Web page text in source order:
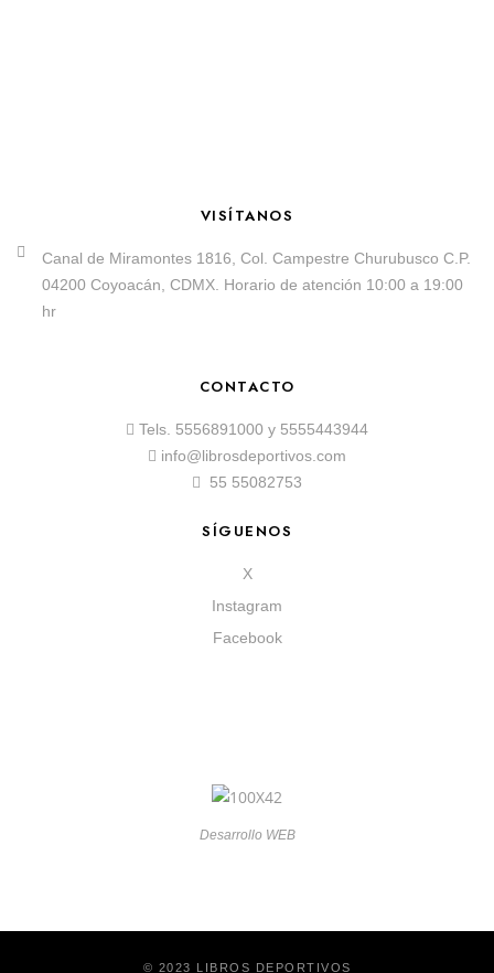
VISÍTANOS
Canal de Miramontes 1816, Col. Campestre Churubusco C.P.
04200 Coyoacán, CDMX. Horario de atención 10:00 a 19:00
hr
CONTACTO
Tels. 5556891000 y 5555443944
info@librosdeportivos.com
55 55082753
SÍGUENOS
X
Instagram
Facebook
Desarrollo WEB
© 2023 LIBROS DEPORTIVOS